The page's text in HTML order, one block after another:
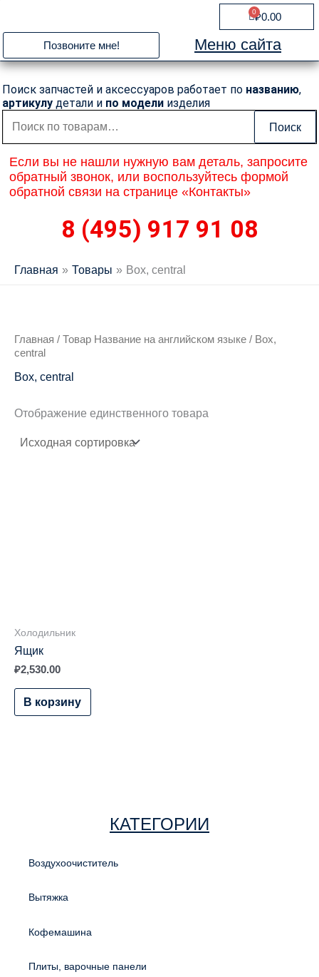
содержимому
₽0.00
0
Cart
Позвоните мне! Меню сайта
Поиск запчастей и аксессуаров работает по названию,
артикулу детали и по модели изделия
Искать:
Поиск
Если вы не нашли нужную вам деталь, запросите
обратный звонок, или воспользуйтесь формой
обратной связи на странице «Контакты»
8 (495) 917 91 08
Главная Товары Box, central
Главная / Товар Название на английском языке / Box,
central
Box, central
Отображение единственного товара
Холодильник
Ящик
₽2,530.00
В корзину
КАТЕГОРИИ
Воздухоочиститель
Вытяжка
Кофемашина
Плиты, варочные панели